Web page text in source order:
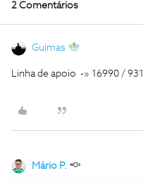
2 Comentários
Guimas
Linha de apoio -» 16990 /
Mário P.